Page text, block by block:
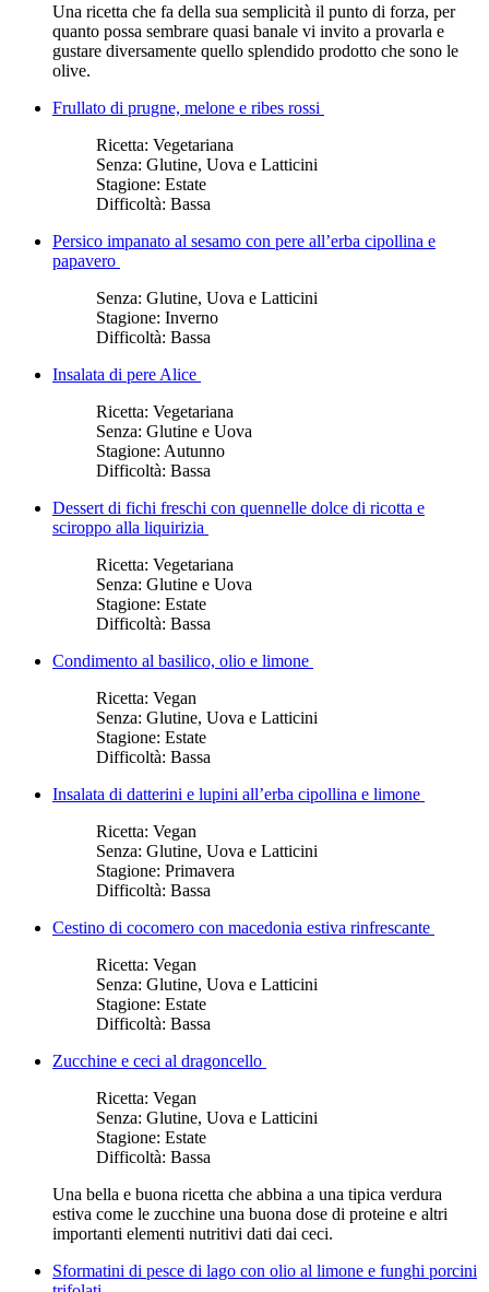
Una ricetta che fa della sua semplicità il punto di forza, per
quanto possa sembrare quasi banale vi invito a provarla e
gustare diversamente quello splendido prodotto che sono le
olive.
Frullato di prugne, melone e ribes rossi
Ricetta: Vegetariana
Senza: Glutine, Uova e Latticini
Stagione: Estate
Difficoltà: Bassa
Persico impanato al sesamo con pere all’erba cipollina e
papavero
Senza: Glutine, Uova e Latticini
Stagione: Inverno
Difficoltà: Bassa
Insalata di pere Alice
Ricetta: Vegetariana
Senza: Glutine e Uova
Stagione: Autunno
Difficoltà: Bassa
Dessert di fichi freschi con quennelle dolce di ricotta e
sciroppo alla liquirizia
Ricetta: Vegetariana
Senza: Glutine e Uova
Stagione: Estate
Difficoltà: Bassa
Condimento al basilico, olio e limone
Ricetta: Vegan
Senza: Glutine, Uova e Latticini
Stagione: Estate
Difficoltà: Bassa
Insalata di datterini e lupini all’erba cipollina e limone
Ricetta: Vegan
Senza: Glutine, Uova e Latticini
Stagione: Primavera
Difficoltà: Bassa
Cestino di cocomero con macedonia estiva rinfrescante
Ricetta: Vegan
Senza: Glutine, Uova e Latticini
Stagione: Estate
Difficoltà: Bassa
Zucchine e ceci al dragoncello
Ricetta: Vegan
Senza: Glutine, Uova e Latticini
Stagione: Estate
Difficoltà: Bassa
Una bella e buona ricetta che abbina a una tipica verdura
estiva come le zucchine una buona dose di proteine e altri
importanti elementi nutritivi dati dai ceci.
Sformatini di pesce di lago con olio al limone e funghi porcini